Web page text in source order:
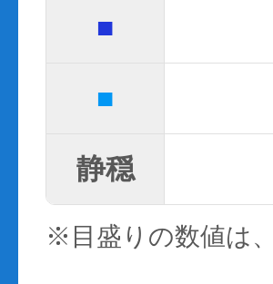
■
■
静穏
※目盛りの数値は